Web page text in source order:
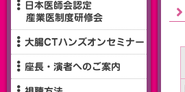
日本医師会認定
産業医制度研修会
大腸CTハンズオンセミナー
座長・演者へのご案内